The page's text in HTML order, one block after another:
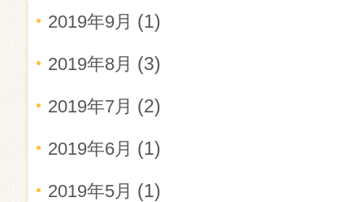
2019年9月 (1)
2019年8月 (3)
2019年7月 (2)
2019年6月 (1)
2019年5月 (1)